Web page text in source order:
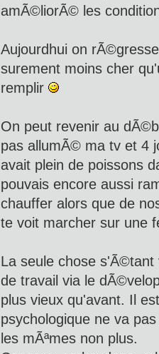
amÃ©liorÃ© les
Aujourdhui on
surement moins cher
remplir
On peut revenir au
pas allumÃ© ma tv et 4
avait plein de poissons
pouvais encore aussi
chauffer alors que de
te voit marcher sur une
La seule chose
de travail via le
plus vieux qu'avant. Il
psychologique ne va
les mÃªmes non plus.